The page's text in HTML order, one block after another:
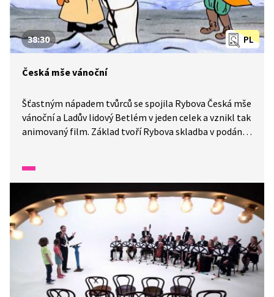
PL
38:30
Česká mše vánoční
Šťastným nápadem tvůrců se spojila Rybova Česká mše
vánoční a Ladův lidový Betlém v jeden celek a vznikl tak
animovaný film. Základ tvoří Rybova skladba v podání
pod vedením J. Veselky. Zároveň ve filmu ožila desítka
Ladových postaviček nejen z lidového Betlému, ale
i z dalšího autorova bohatého literárního a výtvarného
odkazu.